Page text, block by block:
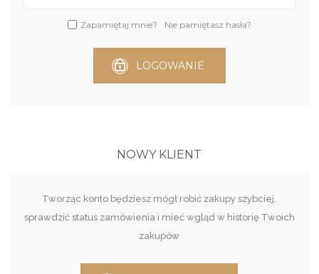
Zapamiętaj mnie? Nie pamiętasz hasła?
LOGOWANIE
NOWY KLIENT
Tworząc konto będziesz mógł robić zakupy szybciej,
sprawdzić status zamówienia i mieć wgląd w historię Twoich
zakupów